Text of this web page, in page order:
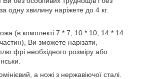
одну хвилину наріжете до 4 кг.
(в комплекті 7 * 7, 10 * 10, 14 * 14
Ви зможете нарізати,
фрі необхідного розміру або
а ножі з нержавіючої сталі.